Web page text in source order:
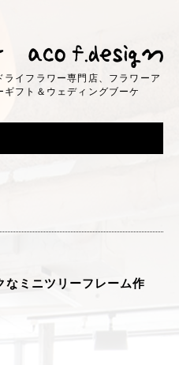
イフラワー専門店、フラワーア
フト＆ウェディングブーケ
なミニツリーフレーム作